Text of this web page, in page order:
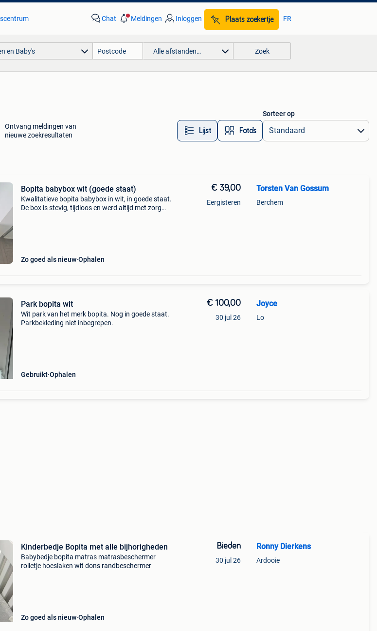
Chat Meldingen Inloggen Plaats zoekertje FR
en Baby's Alle afstanden… Zoek
Ontvang meldingen van
nieuwe zoekresultaten
Lijst Foto’s
Sorteer op
Bopita babybox wit (goede staat)
Kwalitatieve bopita babybox in wit, in goede staat.
De box is stevig, tijdloos en werd altijd met zorg
Zo goed als nieuw Ophalen
€ 39,00
Eergisteren
Torsten Van Gossum
Berchem
Park bopita wit
Wit park van het merk bopita. Nog in goede staat.
Parkbekleding niet inbegrepen.
Gebruikt Ophalen
€ 100,00
30 jul 26
Joyce
Lo
Kinderbedje Bopita met alle bijhorigheden
Babybedje bopita matras matrasbeschermer
rolletje hoeslaken wit dons randbeschermer
Zo goed als nieuw Ophalen
Bieden
30 jul 26
Ronny Dierkens
Ardooie